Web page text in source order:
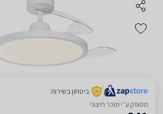
ביטחון בשירות
מסופק ע״י מוכר חיצוני